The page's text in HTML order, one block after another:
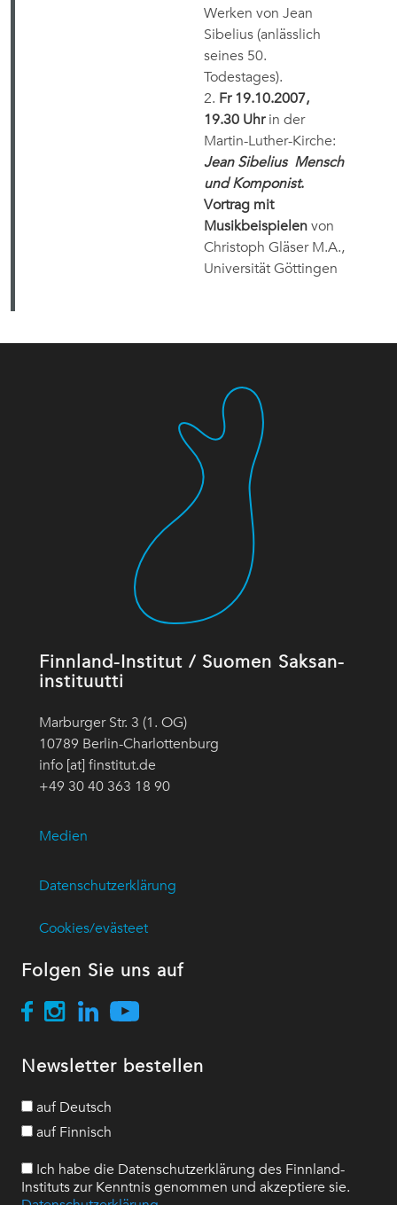
Werken von Jean
Sibelius (anlässlich
seines 50.
Todestages).
2. Fr 19.10.2007,
19.30 Uhrin der
Martin-Luther-Kirche:
Jean Sibelius Mensch
und Komponist.
Vortrag mit
Musikbeispielen von
Christoph Gläser M.A.,
Universität Göttingen
Finnland-Institut / Suomen Saksan-
instituutti
Marburger Str. 3 (1. OG)
10789 Berlin-Charlottenburg
info [at] finstitut.de
+49 30 40 363 18 90
Medien
Datenschutzerklärung
Cookies/evästeet
Folgen Sie uns auf
Newsletter bestellen
auf Deutsch
auf Finnisch
Ich habe die Datenschutzerklärung des Finnland-
Instituts zur Kenntnis genommen und akzeptiere sie.